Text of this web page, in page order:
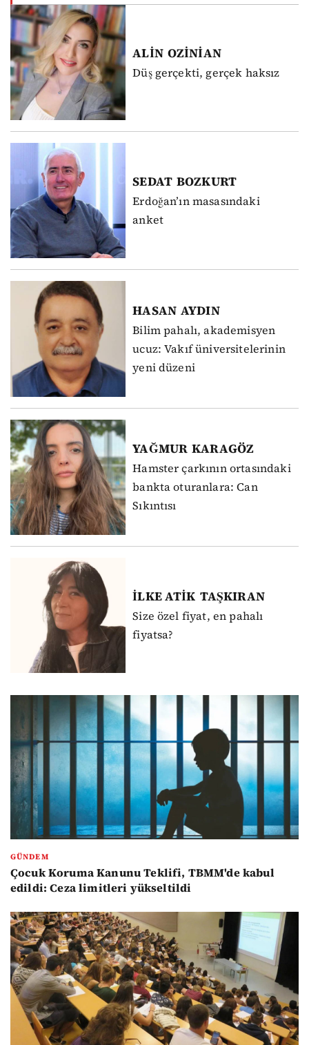
ALİN OZİNİAN
Düş gerçekti, gerçek haksız
SEDAT BOZKURT
Erdoğan’ın masasındaki
anket
HASAN AYDIN
Bilim pahalı, akademisyen
ucuz: Vakıf üniversitelerinin
yeni düzeni
YAĞMUR KARAGÖZ
Hamster çarkının ortasındaki
bankta oturanlara: Can
Sıkıntısı
İLKE ATİK TAŞKIRAN
Size özel fiyat, en pahalı
fiyatsa?
GÜNDEM
Çocuk Koruma Kanunu Teklifi, TBMM'de kabul
edildi: Ceza limitleri yükseltildi